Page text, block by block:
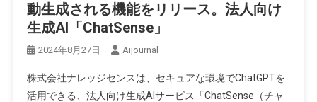
動生成される機能をリリース。法人向け
生成AI「ChatSense」
2024年8月27日 Aijournal
株式会社ナレッジセンスは、セキュアな環境でChatGPTを
活用できる、法人向け生成AIサービス「ChatSense（チャ